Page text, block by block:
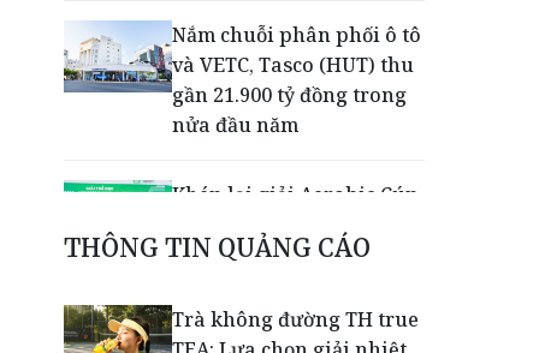
Nắm chuỗi phân phối ô tô
và VETC, Tasco (HUT) thu
gần 21.900 tỷ đồng trong
nửa đầu năm
Khép lại giải Aerobic Cúp
chơi học đường giúp học
qua từng bước nhảy
THÔNG TIN QUẢNG CÁO
Trà không đường TH true